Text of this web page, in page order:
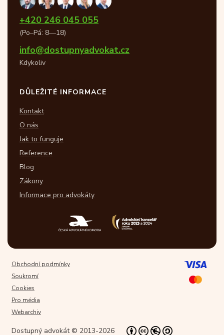
+420 246 045 055
(Po–Pá: 8—18)
info@dostupnyadvokat.cz
Kdykoliv
DŮLEŽITÉ INFORMACE
Kontakt
O nás
Jak to funguje
Reference
Blog
Zákony
Informace pro advokáty
Obchodní podmínky
Soukromí
Cookies
Pro média
Webarchiv
Dostupný advokát © 2013-2026